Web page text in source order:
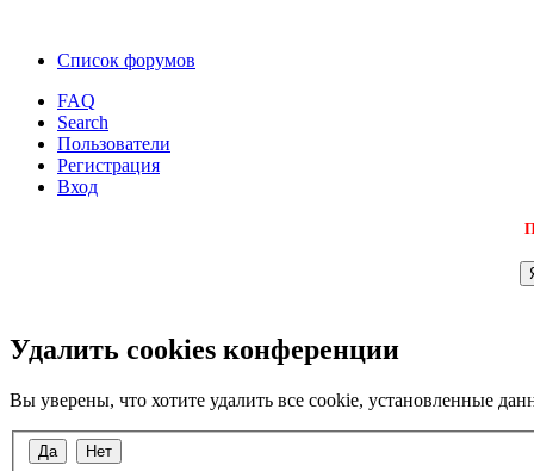
Список форумов
FAQ
Search
Пользователи
Регистрация
Вход
Удалить cookies конференции
Вы уверены, что хотите удалить все cookie, установленные